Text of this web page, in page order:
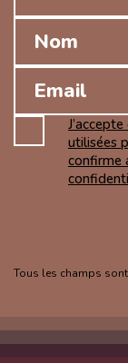
utilisées
confirme
Tous les champs